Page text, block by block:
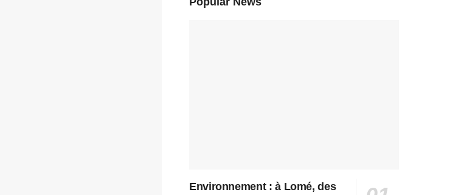
Environnement : à Lomé, des